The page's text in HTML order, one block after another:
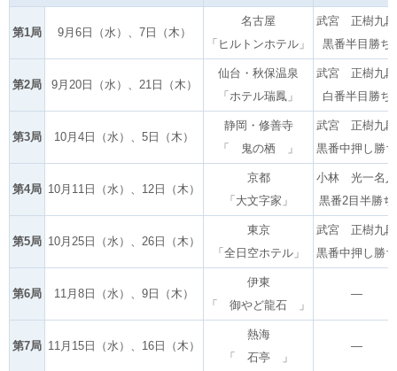
第1局 9月6日（水）、7日（木）
名古屋
「ヒルトンホテル」
武宮 正樹九段
黒番半目勝ち
第2局 9月20日（水）、21日（木）
仙台・秋保温泉
「ホテル瑞鳳」
武宮 正樹九段
白番半目勝ち
第3局 10月4日（水）、5日（木）
静岡・修善寺
「 鬼の栖 」
武宮 正樹九段
黒番中押し勝ち
第4局 10月11日（水）、12日（木）
京都
「大文字家」
小林 光一名人
黒番2目半勝ち
第5局 10月25日（水）、26日（木）
東京
「全日空ホテル」
武宮 正樹九段
黒番中押し勝ち
第6局 11月8日（水）、9日（木）
伊東
「 御やど龍石 」
―
第7局 11月15日（水）、16日（木）
熱海
「 石亭 」
―